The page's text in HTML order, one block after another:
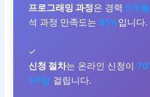
프로그래밍 과정은 경력 6개
석 과정 만족도는 85%입니다.
✓
신청 절차는 온라인 신청이
1주일 걸립니다.